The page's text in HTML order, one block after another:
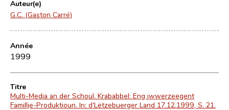
Auteur(e)
G.C. (Gaston Carré)
Année
1999
Titre
Multi-Media an der Schoul. Krababbel: Eng iwwerzeegent
Famillje-Produktioun. In: d'Lëtzebuerger Land 17.12.1999, S. 21.